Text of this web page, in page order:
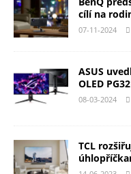
cílí na
07-11-2024
ASUS
OLED
08-03-2024
TCL